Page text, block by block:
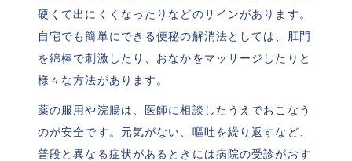
硬くて出にくくなったりなどのサインがあります。
自宅でも簡単にできる便秘の解消法としては、肛門
を綿棒で刺激したり、おなかをマッサージしたりと
様々な方法があります。
薬の服用や浣腸は、医師に相談したうえでおこなう
のが安全です。元気がない、嘔吐を繰り返すなど、
普段と異なる症状があるときには病院の受診がおす